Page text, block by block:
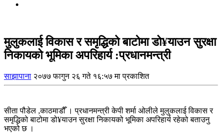
मुलुकलाई विकास र समृद्धिको बाटोमा डो¥याउन सुरक्षा
निकायको भूमिका अपरिहार्य :प्रधानमन्त्री
साझापाना २०७७ फागुन २६ गते १६:५७ मा प्रकाशित
सीता पौडेल ,काठमाडौँ । प्रधानमन्त्री केपी शर्मा ओलीले मुलुकलाई विकास र
समृद्धिको बाटोमा डो¥याउन सुरक्षा निकायको भूमिका अपरिहार्य रहेको बताउनु
भएको छ ।